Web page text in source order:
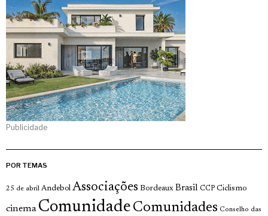
Publicidade
POR TEMAS
25 de abril Andebol Associações Bordeaux Brasil CCP Ciclismo
cinema Comunidade Comunidades Conselho das